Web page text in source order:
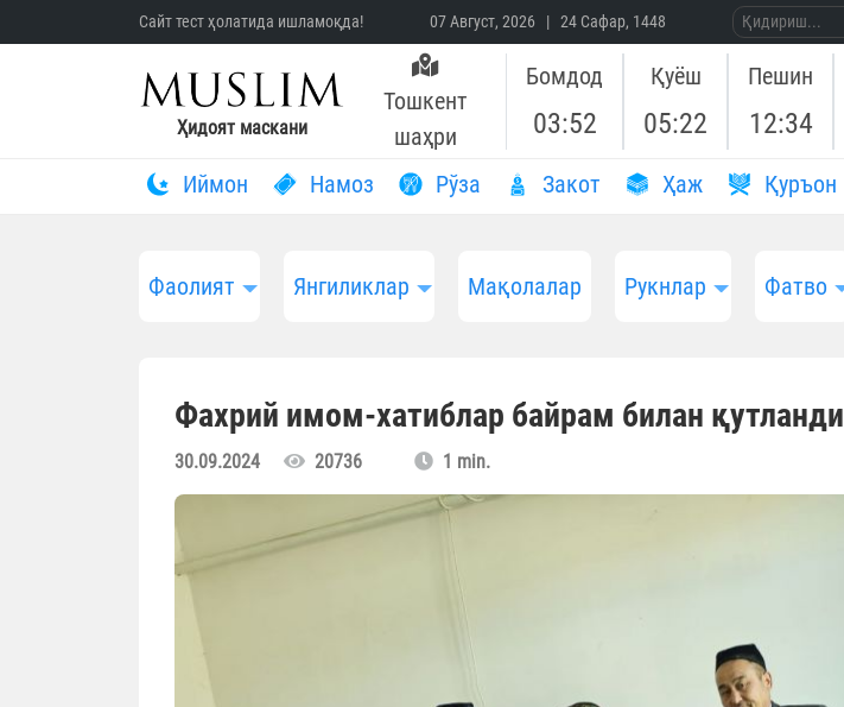
Сайт тест ҳолатида ишламоқда! 07 Август, 2026 | 24 Сафар, 1448
Ҳидоят маскани
Тошкент
шаҳри
Бомдод
03:52
Қуёш
05:22
Пешин
12:34
Иймон Намоз Рўза Закот Ҳаж Қуръон
Фаолият Янгиликлар Мақолалар Рукнлар Фатво
Фахрий имом-хатиблар байрам билан қутланди
30.09.2024 20736 1 min.